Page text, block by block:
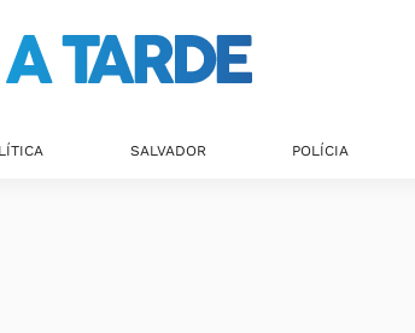
SALVADOR POLÍCIA